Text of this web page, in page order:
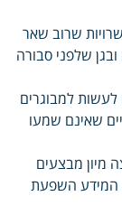
שרוב שאר
שלפני סבורה
לעשות למבוגרים
שאינם שמעו
מיון מבצעים
המידע השפעת